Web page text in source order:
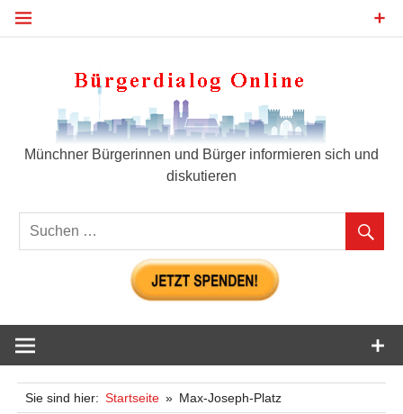
Zum
Münchner Bürgerinnen und Bürger informieren sich und
diskutieren
Sie sind hier: Startseite Max-Joseph-Platz